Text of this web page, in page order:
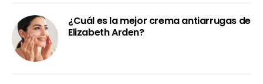
¿Cuál es la mejor crema antiarrugas de
Elizabeth Arden?